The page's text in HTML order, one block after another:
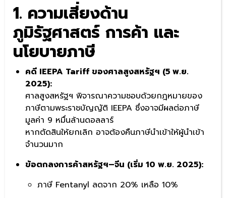
1. ความเสี่ยงด้าน
ภูมิรัฐศาสตร์ การค้า และ
นโยบายภาษี
คดี IEEPA Tariff ของศาลสูงสหรัฐฯ (5 พ.ย.
2025):
ศาลสูงสหรัฐฯ พิจารณาความชอบด้วยกฎหมายของ
ภาษีตามพระราชบัญญัติ IEEPA ซึ่งอาจมีผลต่อภาษี
มูลค่า 9 หมื่นล้านดอลลาร์
หากตัดสินให้ยกเลิก อาจต้องคืนภาษีนำเข้าให้ผู้นำเข้า
จำนวนมาก
ข้อตกลงการค้าสหรัฐฯ–จีน (เริ่ม 10 พ.ย. 2025):
ภาษี Fentanyl ลดจาก 20% เหลือ 10%